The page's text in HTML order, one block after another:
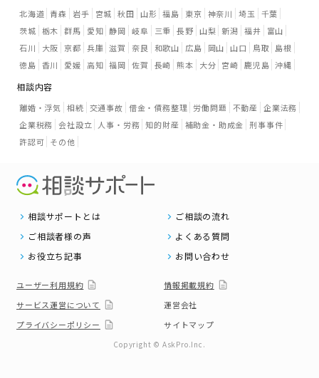
北海道 青森 岩手 宮城 秋田 山形 福島 東京 神奈川 埼玉
千葉
茨城 栃木 群馬 愛知 静岡 岐阜 三重 長野 山梨 新潟 福井
富山
石川
大阪 京都 兵庫 滋賀 奈良 和歌山 広島 岡山 山口 鳥取
島根
徳島 香川 愛媛 高知 福岡 佐賀 長崎 熊本 大分 宮崎 鹿児島 沖縄
相談内容
離婚・浮気 相続 交通事故 借金・債務整理 労働問題 不動産 企業法務
企業税務 会社設立 人事・労務 知的財産 補助金・助成金 刑事事件
許認可 その他
相談サポートとは
ご相談の流れ
ご相談者様の声
よくある質問
お役立ち記事
お問い合わせ
ユーザー利用規約
情報掲載規約
サービス運営について
運営会社
プライバシーポリシー
サイトマップ
Copyright © AskPro.Inc.